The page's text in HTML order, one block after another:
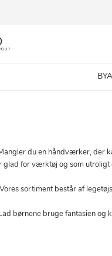
du en håndværker, der
glad for værktøj og som utroligt
Vores sortiment består af
Lad børnene bruge fantasien og